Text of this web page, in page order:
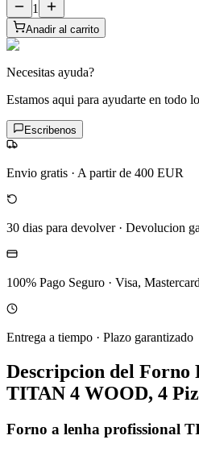
1
Anadir al carrito
Necesitas ayuda?
Estamos aqui para ayudarte en todo
Escribenos
Envio gratis · A partir de 400 EUR
30 dias para devolver· Devolucion
100% Pago Seguro · Visa,
Entrega a tiempo · Plazo garantizado
Descripcion del Forno
TITAN 4 WOOD, 4
Forno a lenha profissional